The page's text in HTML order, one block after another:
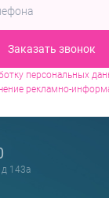
Заказать звонок
персональных
рекламно-
143а